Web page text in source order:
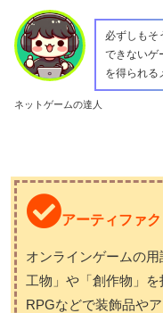
ネットゲームの達人
必ずしもそ
できないゲ
を得られる
アーティファク
オンラインゲームの
工物」や「創作物」を
RPGなどで装飾品や